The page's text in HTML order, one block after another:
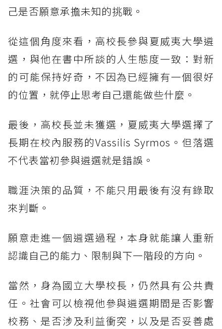
己是否願意承擔未知的挑戰。
從這個角度來看，高校長參與夏威夷大學遴
選，與他在書中所談的人生態度一致：對新
的可能保持好奇，不因為已經擁有一個很好
的位置，就停止思考自己還能做些什麼。
最後，高校長並未獲選，夏威夷大學選擇了
長期在校內服務的Vassilis Syrmos。但落選
不代表當初參與遴選就是錯誤。
職涯決策的品質，不能只用最後有沒有錄取
來判斷。
願意走進一個遴選過程，本身就能讓人重新
認識自己的能力、限制與下一階段的方向。
當然，身為國立大學校長，仍然具有公共責
任。社會可以檢視他參與遴選期間是否影響
校務、是否涉及利益衝突，以及是否妥善處